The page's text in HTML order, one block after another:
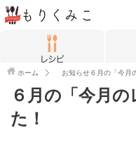
ホーム お知らせ６月の「今月
６月の「今月
た！